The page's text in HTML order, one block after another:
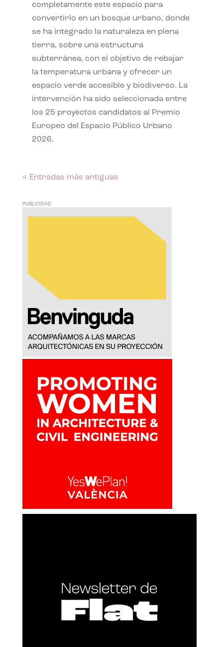
completamente este espacio para
convertirlo en un bosque urbano, donde
se ha integrado la naturaleza en plena
tierra, sobre una estructura
subterránea, con el objetivo de rebajar
la temperatura urbana y ofrecer un
espacio verde accesible y biodiverso. La
intervención ha sido seleccionada entre
los 25 proyectos candidatos al Premio
Europeo del Espacio Público Urbano
2026.
« Entradas más antiguas
PUBLICIDAD